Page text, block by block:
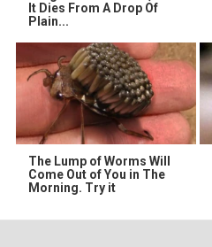
It Dies From A Drop Of
Plain...
The Lump of Worms Will
Come Out of You in The
Morning. Try it